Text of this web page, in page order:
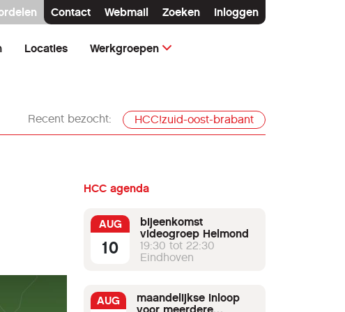
Contact Webmail Zoeken Inloggen
Locaties Werkgroepen
Recent bezocht: HCC!zuid-oost-brabant
HCC agenda
AUG
10
bijeenkomst
videogroep Helmond
19:30 tot 22:30
Eindhoven
AUG
maandelijkse inloop